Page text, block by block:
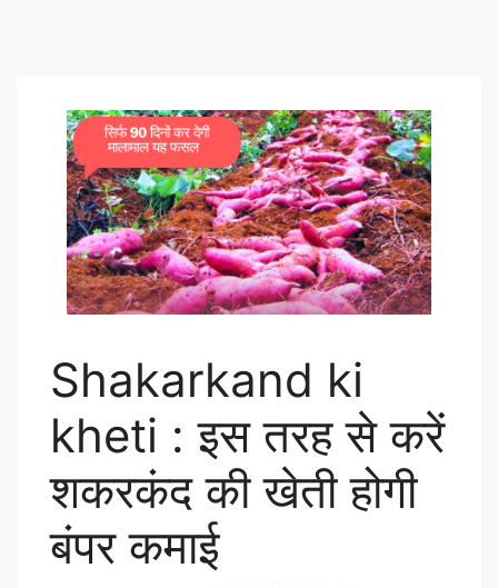
Shakarkand ki
kheti : इस तरह से करें
शकरकंद की खेती होगी
बंपर कमाई